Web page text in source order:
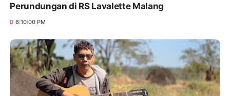
Perundungan di RS Lavalette Malang
6:10:00 PM